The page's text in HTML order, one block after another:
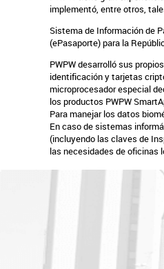
implementó, entre otros,
Sistema de Información de
(ePasaporte) para la
PWPW desarrolló sus
identificación y tarjetas
microprocesador especial
los productos PWPW
Para manejar los datos
En caso de sistemas
(incluyendo las claves de
las necesidades de oficinas